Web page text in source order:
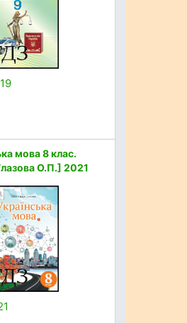
мова 8 клас.
О.П.] 2021